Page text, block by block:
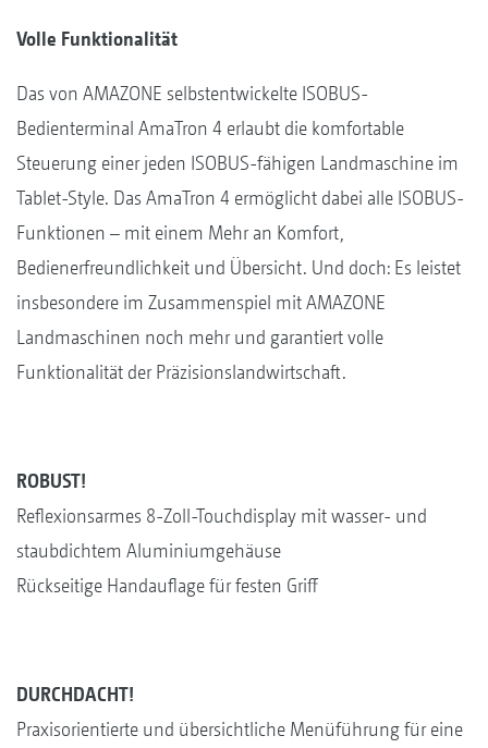
Volle Funktionalität
Das von AMAZONE selbstentwickelte ISOBUS-
Bedienterminal AmaTron 4 erlaubt die komfortable
Steuerung einer jeden ISOBUS-fähigen Landmaschine im
Tablet-Style. Das AmaTron 4 ermöglicht dabei alle ISOBUS-
Funktionen – mit einem Mehr an Komfort,
Bedienerfreundlichkeit und Übersicht. Und doch: Es leistet
insbesondere im Zusammenspiel mit AMAZONE
Landmaschinen noch mehr und garantiert volle
Funktionalität der Präzisionslandwirtschaft.
ROBUST!
Reflexionsarmes 8-Zoll-Touchdisplay mit wasser- und
staubdichtem Aluminiumgehäuse
Rückseitige Handauflage für festen Griff
DURCHDACHT!
Praxisorientierte und übersichtliche Menüführung für eine